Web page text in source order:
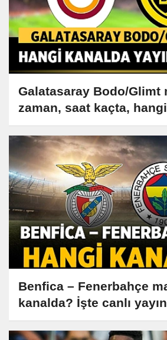
Galatasaray Bodo/Glimt
zaman, saat kaçta,
Muhtemel 11 belli oldu!
Benfica – Fenerbahçe
kanalda? İşte canlı